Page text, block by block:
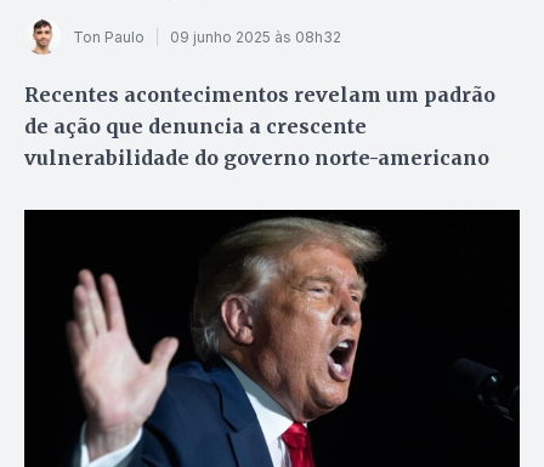
Ton Paulo 09 junho 2025 às 08h32
Recentes acontecimentos revelam um padrão
de ação que denuncia a crescente
vulnerabilidade do governo norte-americano